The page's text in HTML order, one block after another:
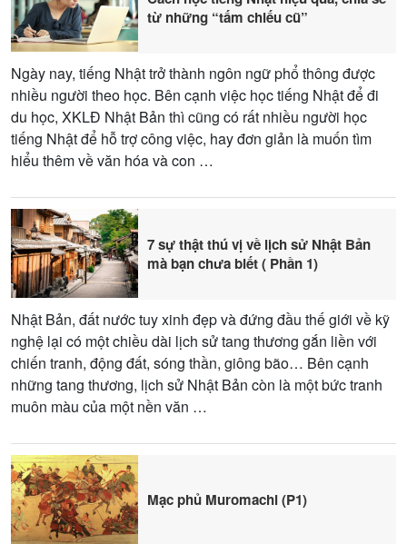
từ những “tấm chiếu cũ”
Ngày nay, tiếng Nhật trở thành ngôn ngữ phổ thông được
nhiều người theo học. Bên cạnh việc học tiếng Nhật để đi
du học, XKLĐ Nhật Bản thì cũng có rất nhiều người học
tiếng Nhật để hỗ trợ công việc, hay đơn giản là muốn tìm
hiểu thêm về văn hóa và con …
7 sự thật thú vị về lịch sử Nhật Bản
mà bạn chưa biết ( Phần 1)
Nhật Bản, đất nước tuy xinh đẹp và đứng đầu thế giới về kỹ
nghệ lại có một chiều dài lịch sử tang thương gắn liền với
chiến tranh, động đất, sóng thần, giông bão… Bên cạnh
những tang thương, lịch sử Nhật Bản còn là một bức tranh
muôn màu của một nền văn …
Mạc phủ Muromachi (P1)